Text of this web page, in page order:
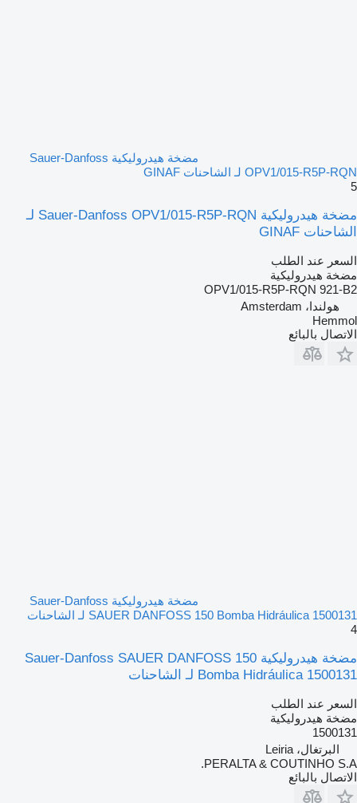
مضخة هيدروليكية Sauer-Danfoss
OPV1/015-R5P-RQN لـ الشاحنات GINAF
5
مضخة هيدروليكية Sauer-Danfoss OPV1/015-R5P-RQN لـ
الشاحنات GINAF
السعر عند الطلب
مضخة هيدروليكية
OPV1/015-R5P-RQN 921-B2
هولندا، Amsterdam
Hemmol
الاتصال بالبائع
مضخة هيدروليكية Sauer-Danfoss
SAUER DANFOSS 150 Bomba Hidráulica 1500131 لـ الشاحنات
4
مضخة هيدروليكية Sauer-Danfoss SAUER DANFOSS 150
Bomba Hidráulica 1500131 لـ الشاحنات
السعر عند الطلب
مضخة هيدروليكية
1500131
البرتغال، Leiria
PERALTA & COUTINHO S.A.
الاتصال بالبائع